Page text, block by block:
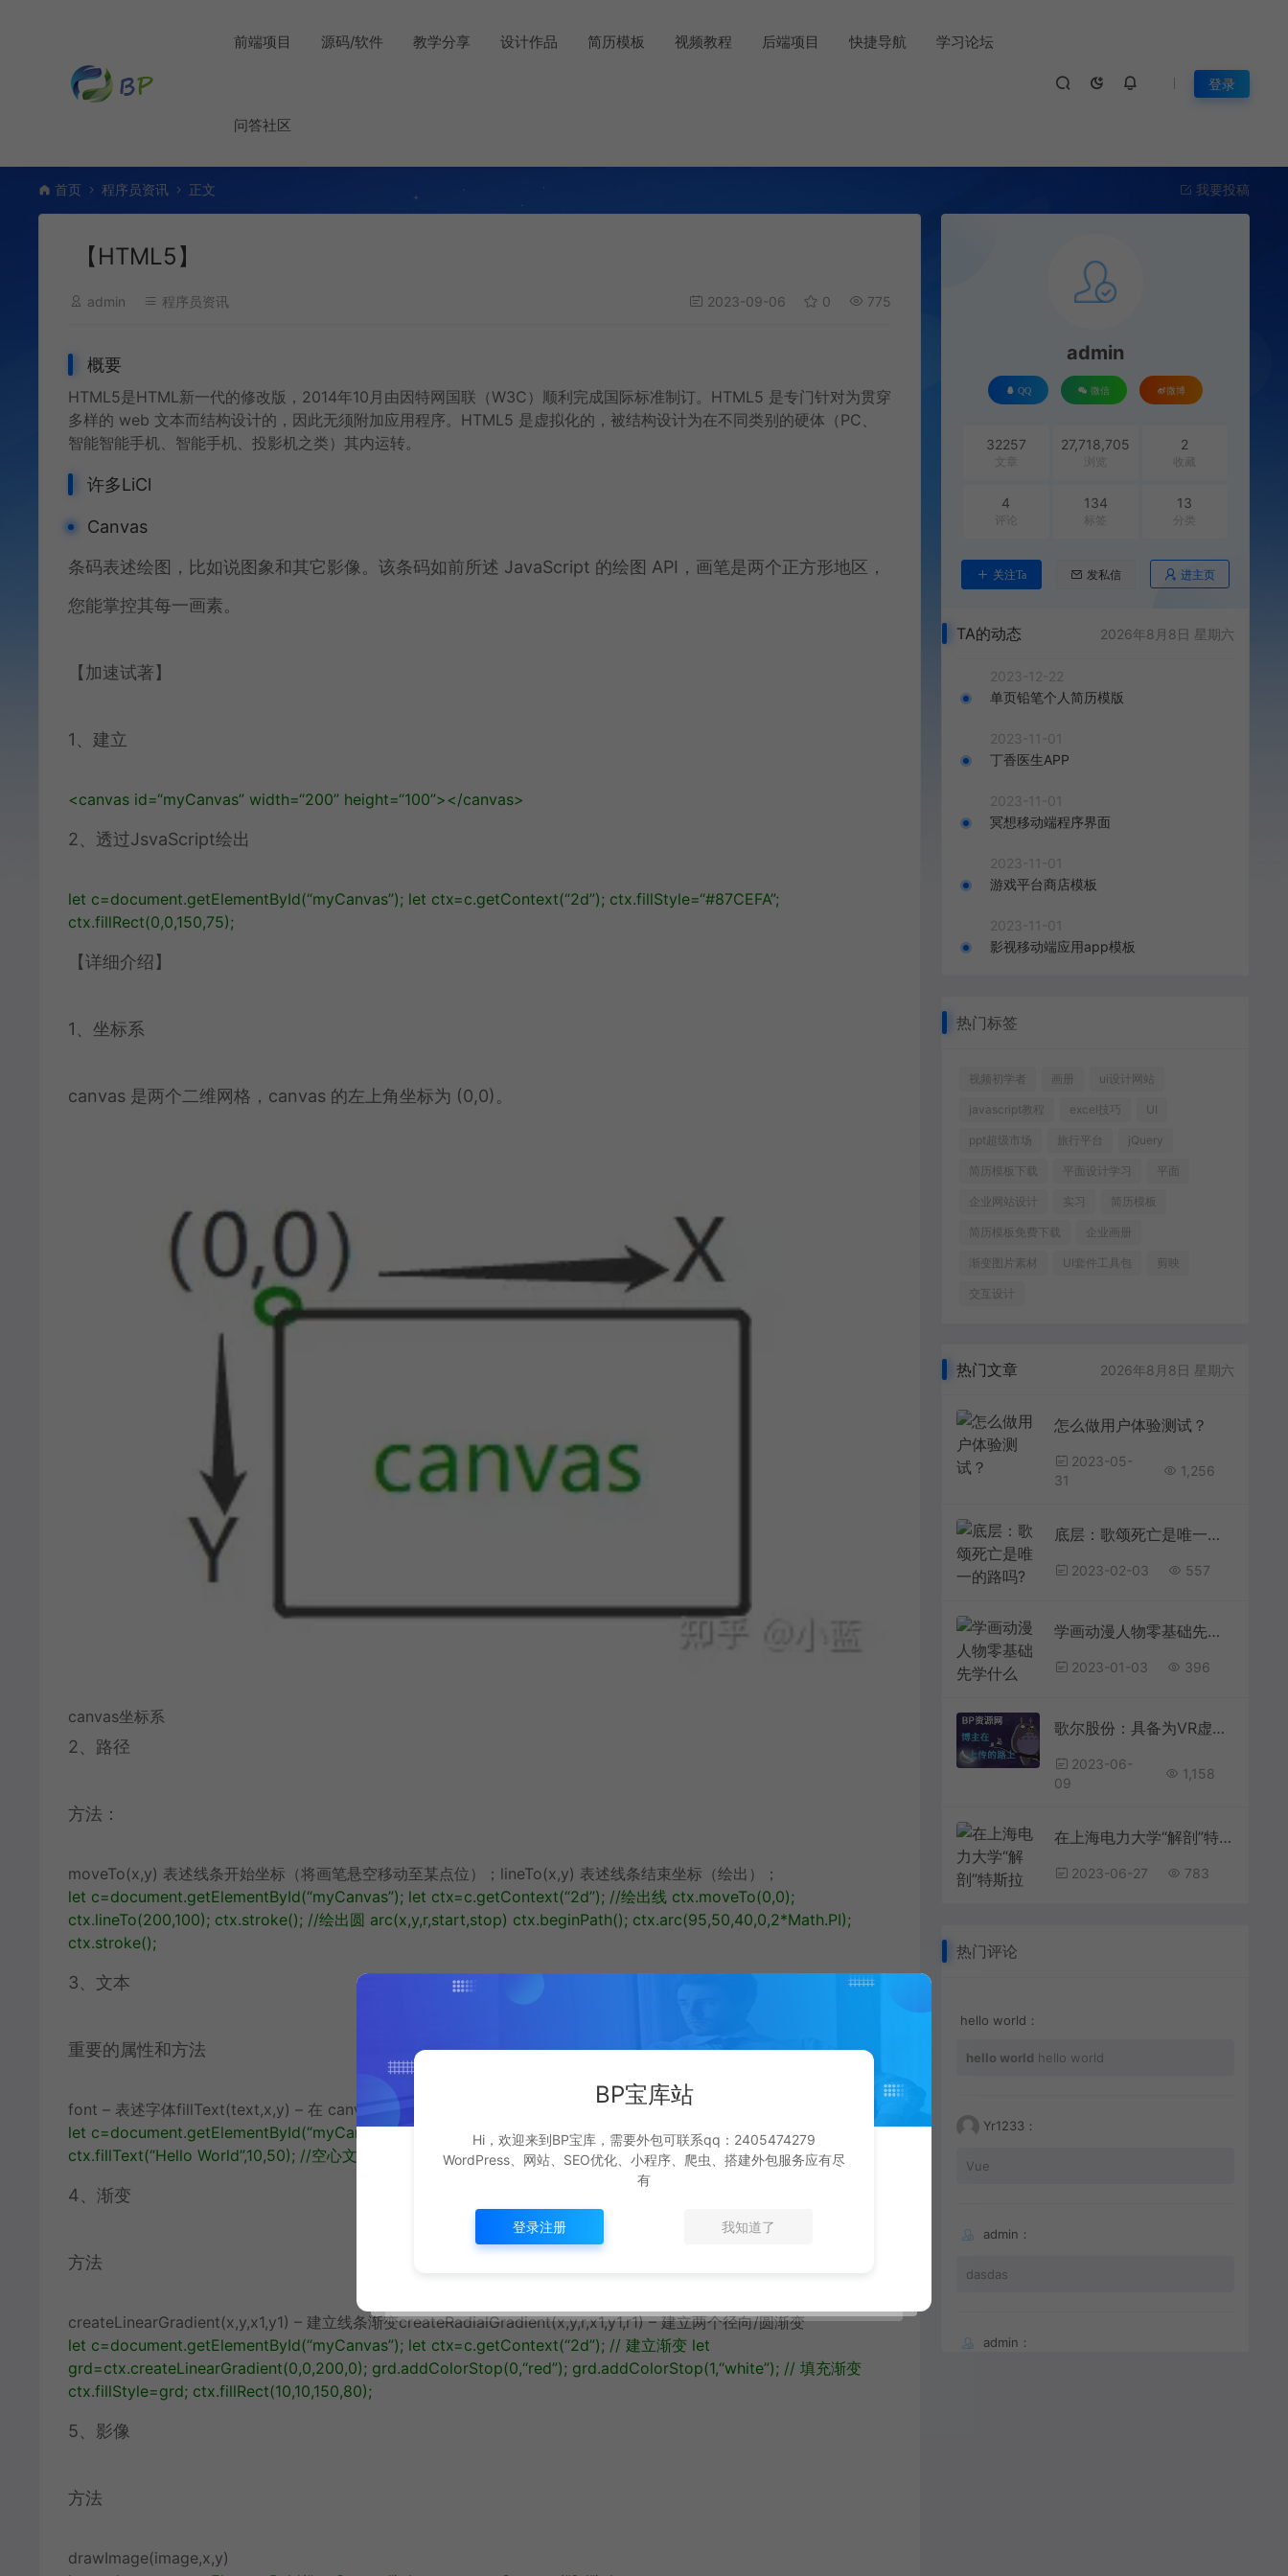
前端项目 源码/软件 教学分享 设计作品 简历模板 视频教程 后端项目 快捷导航 学习论坛
问答社区
登录
首页 程序员资讯 正文 我要投稿
【HTML5】
admin 程序员资讯 2023-09-06 0 775
概要
HTML5是HTML新一代的修改版，2014年10月由因特网国联（W3C）顺利完成国际标准制订。HTML5 是专门针对为贯穿
多样的 web 文本而结构设计的，因此无须附加应用程序。HTML5 是虚拟化的，被结构设计为在不同类别的硬体（PC、
智能智能手机、智能手机、投影机之类）其内运转。
许多LiCl
Canvas
条码表述绘图，比如说图象和其它影像。该条码如前所述 JavaScript 的绘图 API，画笔是两个正方形地区，
您能掌控其每一画素。
【加速试著】
1、建立
<canvas id=“myCanvas” width=“200” height=“100”></canvas>
2、透过JsvaScript绘出
let c=document.getElementById(“myCanvas”); let ctx=c.getContext(“2d”); ctx.fillStyle=“#87CEFA”;
ctx.fillRect(0,0,150,75);
【详细介绍】
1、坐标系
canvas 是两个二维网格，canvas 的左上角坐标为 (0,0)。
canvas坐标系
2、路径
方法：
moveTo(x,y) 表述线条开始坐标（将画笔悬空移动至某点位）；lineTo(x,y) 表述线条结束坐标（绘出）；
let c=document.getElementById(“myCanvas”); let ctx=c.getContext(“2d”); //绘出线 ctx.moveTo(0,0);
ctx.lineTo(200,100); ctx.stroke(); //绘出圆 arc(x,y,r,start,stop) ctx.beginPath(); ctx.arc(95,50,40,0,2*Math.PI);
ctx.stroke();
3、文本
重要的属性和方法
font – 表述字体fillText(text,x,y) – 在 canvas 上绘出实心的文本strokeText(text,x,y) – 在 canvas 上绘出空心的文本
let c=document.getElementById(“myCanvas”); let . getContext(“2d” ctx. font=“30px Arial”; //实心文本
ctx.fillText(“Hello World”,10,50); //空心文本 strokeText(“Hello World”,10,50
4、渐变
方法
createLinearGradient(x,y,x1,y1) – 建立线条渐变createRadialGradient(x,y,r,x1,y1,r1) – 建立两个径向/圆渐变
let c=document.getElementById(“myCanvas”); let ctx=c.getContext(“2d”); // 建立渐变 let
grd=ctx.createLinearGradient(0,0,200,0); grd.addColorStop(0,“red”); grd.addColorStop(1,“white”); // 填充渐变
ctx.fillStyle=grd; ctx.fillRect(10,10,150,80);
5、影像
方法
drawImage(image,x,y)
admin
QQ 微信 微博
32257
文章
27,718,705
浏览
2
收藏
4
评论
134
标签
13
分类
关注Ta 发私信 进主页
TA的动态 2026年8月8日 星期六
2023-12-22
单页铅笔个人简历模版
2023-11-01
丁香医生APP
2023-11-01
冥想移动端程序界面
2023-11-01
游戏平台商店模板
2023-11-01
影视移动端应用app模板
热门标签
视频初学者 画册 ui设计网站
javascript教程 excel技巧 UI
ppt超级市场 旅行平台 jQuery
简历模板下载 平面设计学习 平面
企业网站设计 实习 简历模板
简历模板免费下载 企业画册
渐变图片素材 UI套件工具包 剪映
交互设计
热门文章 2026年8月8日 星期六
怎么做用户体验测试？
2023-05-
31
1,256
底层：歌颂死亡是唯一的路吗?
2023-02-03 557
学画动漫人物零基础先学什么
2023-01-03 396
歌尔股份：具备为VR虚拟现实产品提供整体系统解决方案的能力为找刺激，女子给自己注射黑寡妇蜘蛛，心率飙升188，结果如何？
2023-06-
09
1,158
在上海电力大学“解剖”特斯拉 校企携手研发3D解构示教平台培养卓越工程师明星在资本面前有多卑微？杨颖被摸胸抱起，林更新被怒骂不敢回嘴
2023-06-27 783
热门评论
hello world：
hello world hello world
Yr1233：
Vue
admin：
dasdas
admin：
BP宝库站
Hi，欢迎来到BP宝库，需要外包可联系qq：2405474279
WordPress、网站、SEO优化、小程序、爬虫、搭建外包服务应有尽
有
登录注册 我知道了